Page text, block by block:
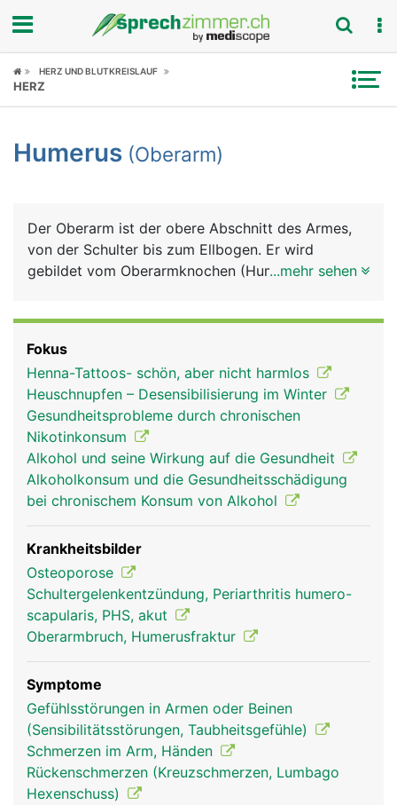
Fokus
Symptome
News
Rubriken
HERZ UND BLUTKREISLAUF
HERZ
Humerus (Oberarm)
Der Oberarm ist der obere Abschnitt des Armes,
von der Schulter bis zum Ellbogen. Er wird
gebildet vom Oberarmknochen (Humerus), der von
Unterarm. Die wichtigsten sind der Bizeps auf der
Vorderseite und der Trizeps auf der Hinterseite,
die den Unterarm beugen und strecken.
Humerus Frau Humerus Mann
...mehr sehen
Fokus
Henna-Tattoos- schön, aber nicht harmlos
Heuschnupfen – Desensibilisierung im Winter
Gesundheitsprobleme durch chronischen
Nikotinkonsum
Alkohol und seine Wirkung auf die Gesundheit
Alkoholkonsum und die Gesundheitsschädigung
bei chronischem Konsum von Alkohol
Krankheitsbilder
Osteoporose
Schultergelenkentzündung, Periarthritis humero-
scapularis, PHS, akut
Oberarmbruch, Humerusfraktur
Symptome
Gefühlsstörungen in Armen oder Beinen
(Sensibilitätsstörungen, Taubheitsgefühle)
Schmerzen im Arm, Händen
Rückenschmerzen (Kreuzschmerzen, Lumbago
Hexenschuss)